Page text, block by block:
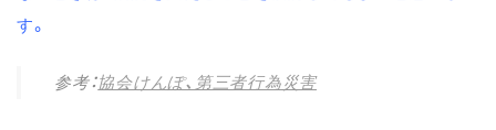
す。
参考：協会けんぽ、第三者行為災害